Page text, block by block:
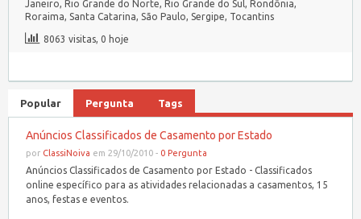
Janeiro, Rio Grande do Norte, Rio Grande do Sul, Rondônia,
Roraima, Santa Catarina, São Paulo, Sergipe, Tocantins
8063 visitas, 0 hoje
Popular Pergunta Tags
Anúncios Classificados de Casamento por Estado
por ClassiNoiva em 29/10/2010 - 0 Pergunta
Anúncios Classificados de Casamento por Estado - Classificados
online específico para as atividades relacionadas a casamentos, 15
anos, festas e eventos.